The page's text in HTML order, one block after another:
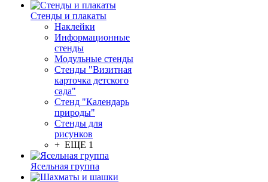
Стенды и плакаты
Наклейки
Информационные
стенды
Модульные стенды
Стенды "Визитная
карточка детского
сада"
Стенд "Календарь
природы"
Стенды для
рисунков
+ ЕЩЕ 1
Ясельная группа